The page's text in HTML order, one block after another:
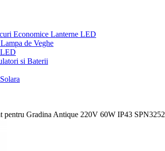
Economice Lanterne LED
Lampa de Veghe
si Baterii
pentru Gradina Antique 220V 60W IP43 SPN3252